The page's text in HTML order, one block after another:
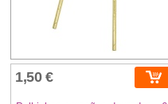
1,50 €